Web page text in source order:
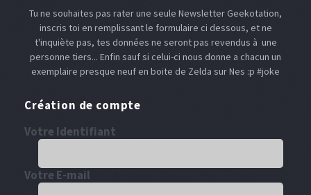
Tu ne souhaites pas rater une seule Newsletter Geekotation,
inscris toi en remplissant le formulaire ci dessous, et ne
t'inquiète pas, tes données ne seront pas revendus à une
personne tiers... Enfin sauf si celui-ci nous donne a chacun un
exemplaire presque neuf en boite de Zelda sur Nes :p #joke
Création de compte
Votre Identifiant
Votre E-mail